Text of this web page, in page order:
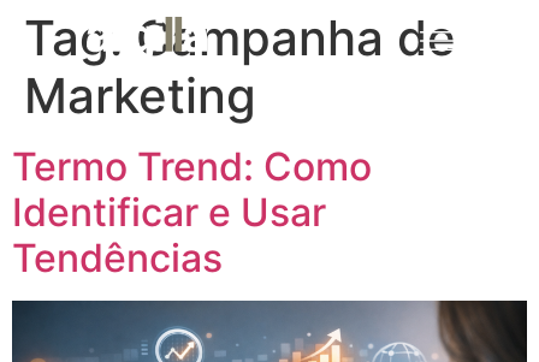
Tag: Campanha de
Marketing
Termo Trend: Como
Identificar e Usar
Tendências